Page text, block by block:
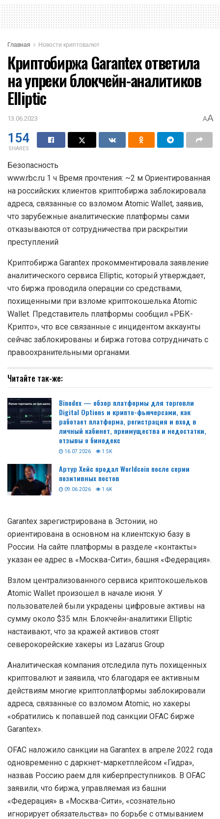
Главная Новости криптовалют
Криптобиржа Garantex ответила
на упреки блокчейн-аналитиков
Elliptic
13.06.2023 AA
154
SHARES
Безопасность
www.rbc.ru 1 ч Время прочтения: ~2 м Ориентированная
на российских клиентов криптобиржа заблокировала
адреса, связанные со взломом Atomic Wallet, заявив,
что зарубежные аналитические платформы сами
отказываются от сотрудничества при раскрытии
преступлений
Криптобиржа Garantex прокомментировала заявление
аналитического сервиса Elliptic, который утверждает,
что биржа проводила операции со средствами,
похищенными при взломе криптокошелька Atomic
Wallet. Представитель платформы сообщил «РБК-
Крипто», что все связанные с инцидентом аккаунты
сейчас заблокированы и биржа готова сотрудничать с
правоохранительными органами.
Читайте так-же:
Binodex — обзор платформы для торговли
Digital Options и крипто-фьючерсами, как
работает платформа, регистрация и вход в
личный кабинет, преимущества и недостатки,
отзывы о бинодекс
16.07.2026 1.5K
Артур Хейс продал Worldcoin после серии
позитивных постов
09.06.2026 1.6K
Garantex зарегистрирована в Эстонии, но
ориентирована в основном на клиентскую базу в
России. На сайте платформы в разделе «контакты»
указан ее адрес в «Москва-Сити», башня «Федерация».
Взлом централизованного сервиса криптокошельков
Atomic Wallet произошел в начале июня. У
пользователей были украдены цифровые активы на
сумму около $35 млн. Блокчейн-аналитики Elliptic
настаивают, что за кражей активов стоят
северокорейские хакеры из Lazarus Group
Аналитическая компания отследила путь похищенных
криптовалют и заявила, что благодаря ее активным
действиям многие криптоплатформы заблокировали
адреса, связанные со взломом Atomic, но хакеры
«обратились к попавшей под санкции OFAC бирже
Garantex».
OFAC наложило санкции на Garantex в апреле 2022 года
одновременно с даркнет-маркетплейсом «Гидра»,
назвав Россию раем для киберпреступников. В OFAC
заявили, что биржа, управляемая из башни
«Федерация» в «Москва-Сити», «сознательно
игнорирует обязательства» по борьбе с отмыванием